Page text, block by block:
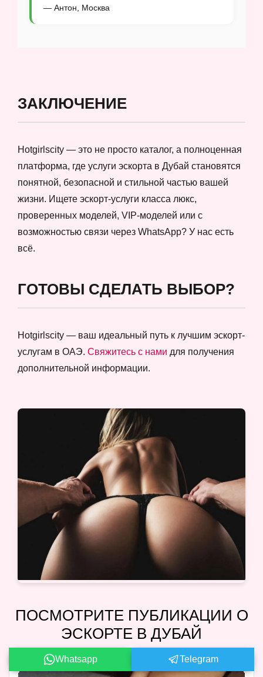
— Антон, Москва
ЗАКЛЮЧЕНИЕ
Hotgirlscity — это не просто каталог, а полноценная
платформа, где услуги эскорта в Дубай становятся
понятной, безопасной и стильной частью вашей
жизни. Ищете эскорт-услуги класса люкс,
проверенных моделей, VIP-моделей или с
возможностью связи через WhatsApp? У нас есть
всё.
ГОТОВЫ СДЕЛАТЬ ВЫБОР?
Hotgirlscity — ваш идеальный путь к лучшим эскорт-
услугам в ОАЭ. Свяжитесь с нами для получения
дополнительной информации.
ПОСМОТРИТЕ ПУБЛИКАЦИИ О
ЭСКОРТЕ В ДУБАЙ
Whatsapp Telegram